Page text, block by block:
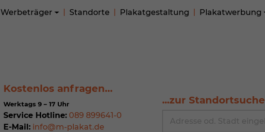
Werbeträger Standorte Plakatgestaltung Plakatwerbung
...zur Standortsuche
Kostenlos anfragen…
Werktags 9 – 17 Uhr
Service Hotline: 089 899641-0
E-Mail: info@m-plakat.de